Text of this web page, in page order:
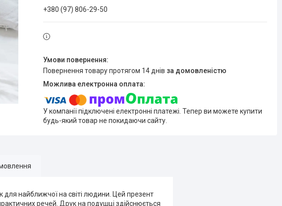
+380 (97) 806-29-50
повернення товару протягом 14 днів за домовленістю
У компанії підключені електронні платежі. Тепер ви можете купити
будь-який товар не покидаючи сайту.
найближчої на світі людини. Цей презент
речей. Друк на подушці здійснюється